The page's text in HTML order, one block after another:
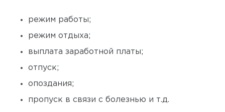
режим работы;
режим отдыха;
выплата заработной платы;
отпуск;
опоздания;
пропуск в связи с болезнью и т.д.